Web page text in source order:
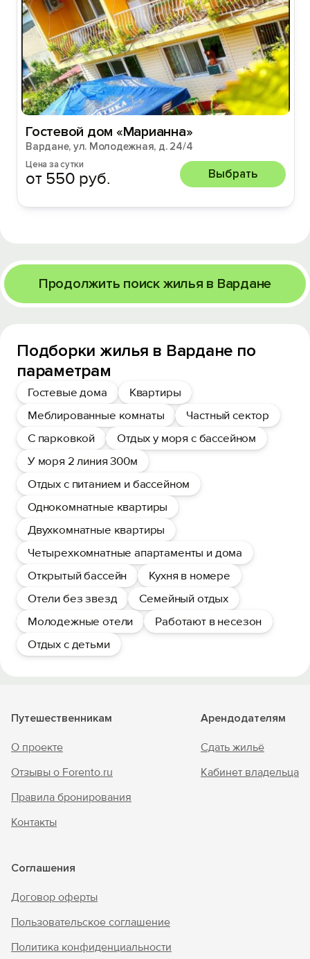
Гостевой дом «Марианна»
Вардане, ул. Молодежная, д. 24/4
Цена за сутки
от 550 руб. Выбрать
Продолжить поиск жилья в Вардане
Подборки жилья в Вардане по
параметрам
Гостевые дома
Квартиры
Меблированные комнаты
Частный сектор
С парковкой
Отдых у моря с бассейном
У моря 2 линия 300м
Отдых с питанием и бассейном
Однокомнатные квартиры
Двухкомнатные квартиры
Четырехкомнатные апартаменты и дома
Открытый бассейн
Кухня в номере
Отели без звезд
Семейный отдых
Молодежные отели
Работают в несезон
Отдых с детьми
Путешественникам
О проекте
Отзывы о Forento.ru
Правила бронирования
Контакты
Арендодателям
Сдать жильё
Кабинет владельца
Соглашения
Договор оферты
Пользовательское соглашение
Политика конфиденциальности